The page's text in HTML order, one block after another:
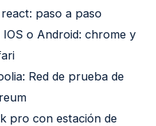
paso a paso
o Android: chrome y
Red de prueba de
pro con estación de